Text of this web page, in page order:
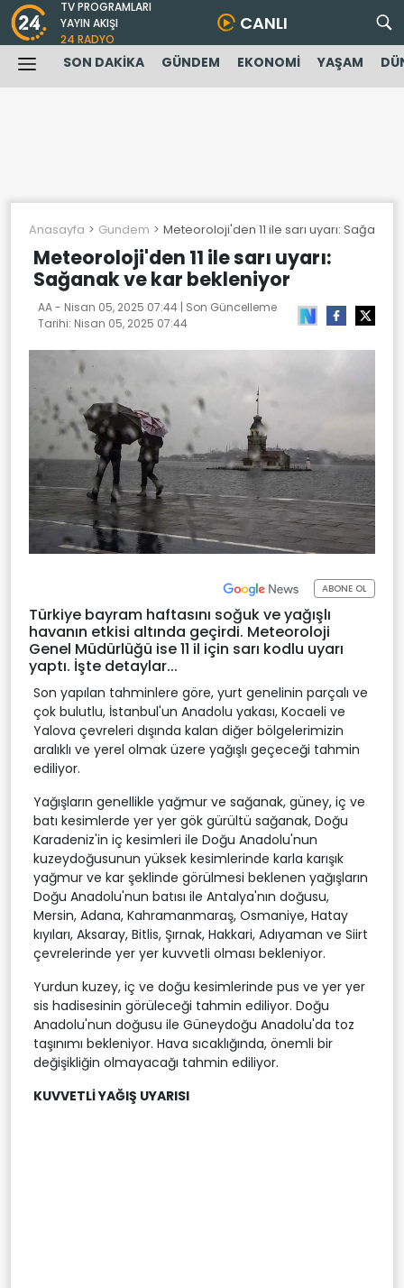
TV PROGRAMLARI
YAYIN AKIŞI
24 RADYO
CANLI
SON DAKİKA GÜNDEM EKONOMİ YAŞAM
Anasayfa Gundem Meteoroloji'den 11 ile sarı uyarı:
Meteoroloji'den 11 ile sarı uyarı:
Sağanak ve kar bekleniyor
AA - Nisan 05, 2025 07:44 | Son Güncelleme
Tarihi: Nisan 05, 2025 07:44
ABONE OL
Türkiye bayram haftasını soğuk ve yağışlı
havanın etkisi altında geçirdi. Meteoroloji
Genel Müdürlüğü ise 11 il için sarı kodlu uyarı
yaptı. İşte detaylar...
Son yapılan tahminlere göre, yurt genelinin parçalı ve
çok bulutlu, İstanbul'un Anadolu yakası, Kocaeli ve
Yalova çevreleri dışında kalan diğer bölgelerimizin
aralıklı ve yerel olmak üzere yağışlı geçeceği tahmin
ediliyor.
Yağışların genellikle yağmur ve sağanak, güney, iç ve
batı kesimlerde yer yer gök gürültü sağanak, Doğu
Karadeniz'in iç kesimleri ile Doğu Anadolu'nun
kuzeydoğusunun yüksek kesimlerinde karla karışık
yağmur ve kar şeklinde görülmesi beklenen yağışların
Doğu Anadolu'nun batısı ile Antalya'nın doğusu,
Mersin, Adana, Kahramanmaraş, Osmaniye, Hatay
kıyıları, Aksaray, Bitlis, Şırnak, Hakkari, Adıyaman ve Siirt
çevrelerinde yer yer kuvvetli olması bekleniyor.
Yurdun kuzey, iç ve doğu kesimlerinde pus ve yer yer
sis hadisesinin görüleceği tahmin ediliyor. Doğu
Anadolu'nun doğusu ile Güneydoğu Anadolu'da toz
taşınımı bekleniyor. Hava sıcaklığında, önemli bir
değişikliğin olmayacağı tahmin ediliyor.
KUVVETLİ YAĞIŞ UYARISI